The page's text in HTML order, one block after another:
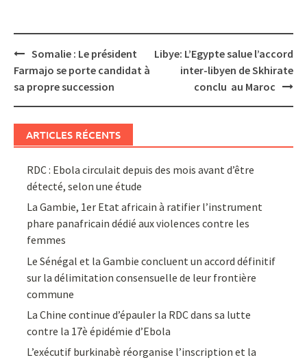
Post
navigation
Somalie : Le président
Farmajo se porte candidat à
sa propre succession
Libye: L’Egypte salue l’accord
inter-libyen de Skhirate
conclu au Maroc
ARTICLES RÉCENTS
RDC : Ebola circulait depuis des mois avant d’être
détecté, selon une étude
La Gambie, 1er Etat africain à ratifier l’instrument
phare panafricain dédié aux violences contre les
femmes
Le Sénégal et la Gambie concluent un accord définitif
sur la délimitation consensuelle de leur frontière
commune
La Chine continue d’épauler la RDC dans sa lutte
contre la 17è épidémie d’Ebola
L’exécutif burkinabè réorganise l’inscription et la